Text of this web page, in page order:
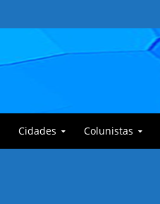
Cidades Colunistas